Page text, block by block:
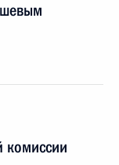
комиссии